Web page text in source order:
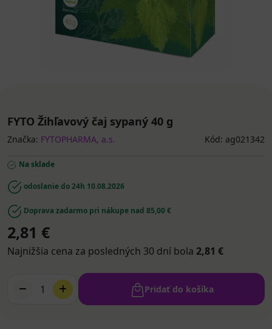
FYTO Žihľavový čaj sypaný 40 g
Značka: FYTOPHARMA, a.s. Kód: ag021342
Na sklade
odoslanie do 24h 10.08.2026
Doprava zadarmo pri nákupe nad 85,00 €
2,81 €
Najnižšia cena za posledných 30 dní bola 2,81 €
1 Pridať do košíka